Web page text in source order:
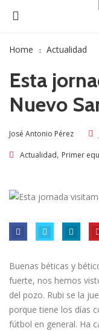
Home Actualidad
Esta
Nuevo
José Antonio Pérez
Actualidad, Primer
Buenas béticas y
fuerte, nos hemos
del pozo. Rubi se la
porque tiene los días
fútbol en general. Ha